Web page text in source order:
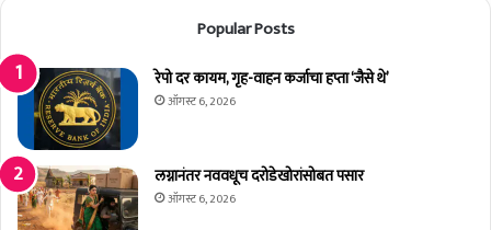
चे
आं
दो
न
Popular Posts
रेपो दर कायम, गृह-वाहन कर्जाचा हप्ता ‘जैसे थे’
ऑगस्ट 6, 2026
लग्नानंतर नववधूच दरोडेखोरांसोबत पसार
ऑगस्ट 6, 2026